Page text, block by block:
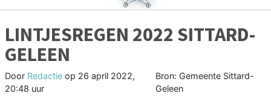
LINTJESREGEN 2022 SITTARD-
GELEEN
Door Redactie op 26 april 2022,
20:48 uur
Bron: Gemeente Sittard-
Geleen